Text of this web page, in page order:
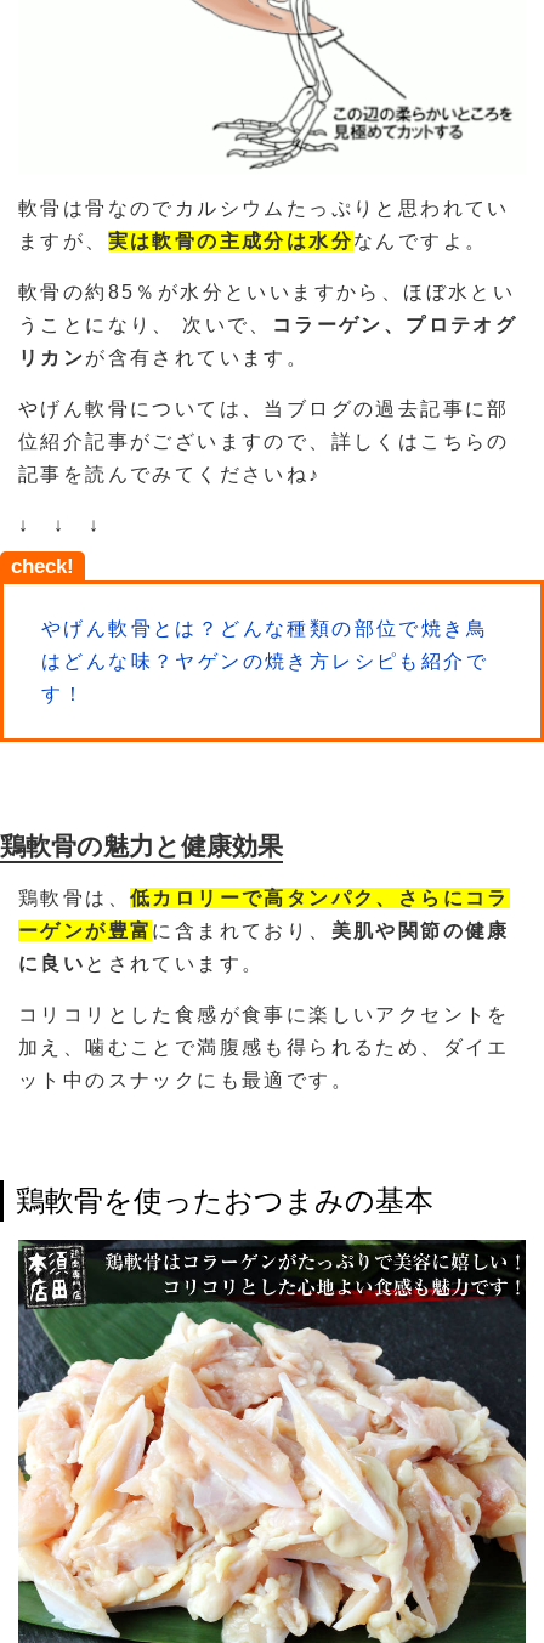
軟骨は骨なのでカルシウムたっぷりと思われてい
ますが、 実は軟骨の主成分は水分なんですよ。
軟骨の約85％が水分といいますから、ほぼ水とい
うことになり、 次いで、
コラーゲン、プロテオグ
リカンが含有されています。
やげん軟骨については、当ブログの過去記事に部
位紹介記事がございますので、詳しくはこちらの
記事を読んでみてくださいね♪
↓ ↓ ↓
check!
やげん軟骨とは？どんな種類の部位で焼き鳥
はどんな味？ヤゲンの焼き方レシピも紹介で
す！
鶏軟骨の魅力と健康効果
鶏軟骨は、 低カロリーで高タンパク、さらにコラ
ーゲンが豊富 に含まれており、 美肌や関節の健康
に良い とされています。
コリコリとした食感が食事に楽しいアクセントを
加え、噛むことで満腹感も得られるため、ダイエ
ット中のスナックにも最適です。
鶏軟骨を使ったおつまみの基本